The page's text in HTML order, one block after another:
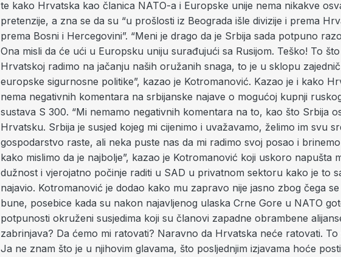
te kako Hrvatska kao članica NATO-a i Europske unije nema nikakve
pretenzije, a zna se da su “u prošlosti iz Beograda išle divizije i prema
prema Bosni i Hercegovini”. “Meni je drago da je Srbija sada potpuno
Ona misli da će ući u Europsku uniju surađujući sa Rusijom. Teško! To
Hrvatskoj radimo na jačanju naših oružanih snaga, to je u sklopu
europske sigurnosne politike”, kazao je Kotromanović. Kazao je i kako
nema negativnih komentara na srbijanske najave o mogućoj kupnji
sustava S 300. “Mi nemamo negativnih komentara na to, kao što Srbija
Hrvatsku. Srbija je susjed kojeg mi cijenimo i uvažavamo, želimo im svu
gospodarstvo raste, ali neka puste nas da mi radimo svoj posao i
kako mislimo da je najbolje”, kazao je Kotromanović koji uskoro napušta
dužnost i vjerojatno počinje raditi u SAD u privatnom sektoru kako je to
najavio. Kotromanović je dodao kako mu zapravo nije jasno zbog čega
bune, posebice kada su nakon najavljenog ulaska Crne Gore u NATO
potpunosti okruženi susjedima koji su članovi zapadne obrambene
zabrinjava? Da ćemo mi ratovati? Naravno da Hrvatska neće ratovati. To
Ja ne znam što je u njihovim glavama, što posljednjim izjavama hoće